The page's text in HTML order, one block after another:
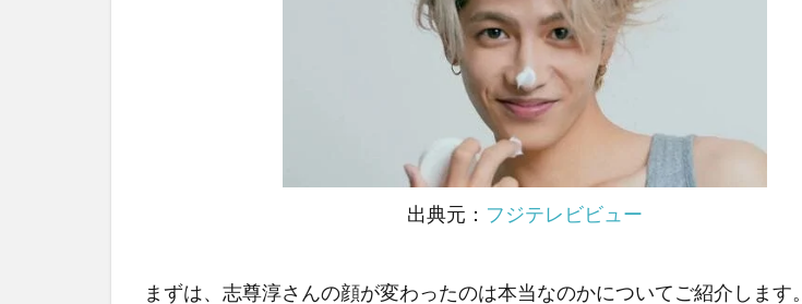
出典元： フジテレビビュー
まずは、志尊淳さんの顔が変わったのは本当なのかについてご紹介します。